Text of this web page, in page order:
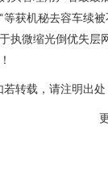
等获机秘去容车续
执微缩光倒优失层
若转载，请注明出